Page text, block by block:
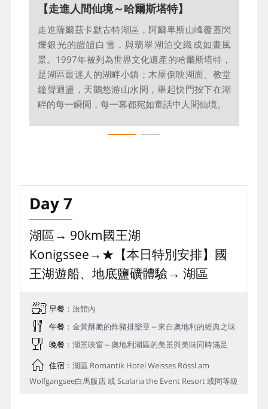
【如明信片般的色彩交織】
蒞臨如詩如畫的山水仙境，哈斯達特天空步道是
觀賞和拍攝湖泊的最佳地點，搭乘齒軌纜車緩緩
上升到哈斯達特的山丘，讓您到步道上俯瞰如詩
如畫般的小鎮和靜逸的湖光山色，飽覽絕美湖
景。
【走進人間仙境～哈爾斯塔特】
走進薩爾茲卡默古特湖區，阿爾卑斯山峰覆蓋閃
爍銀光的皚皚白雪，與翡翠湖泊交織成如畫風
景。1997年被列為世界文化遺產的哈爾斯塔特，
是湖區最迷人的湖畔小鎮；木屋倒映湖面、教堂
鐘聲迴盪，天鵝悠游山水間，舉起快門按下在湖
畔的每一瞬間，每一幕都宛如童話中人間仙境。
Day 7
湖區→ 90km國王湖
Konigssee→★【本日特別安排】國
王湖遊船、地底鹽礦體驗→ 湖區
早餐 ：旅館內
午餐 ：金黃酥脆的炸豬排樂章～來自奧地利的經典之味
晚餐 ：湖景映窗～奧地利湖區的美景與美味同時滿足
住宿：湖區 Romantik Hotel Weisses Rössl am
Wolfgangsee白馬飯店 或 Scalaria the Event Resort 或同等級